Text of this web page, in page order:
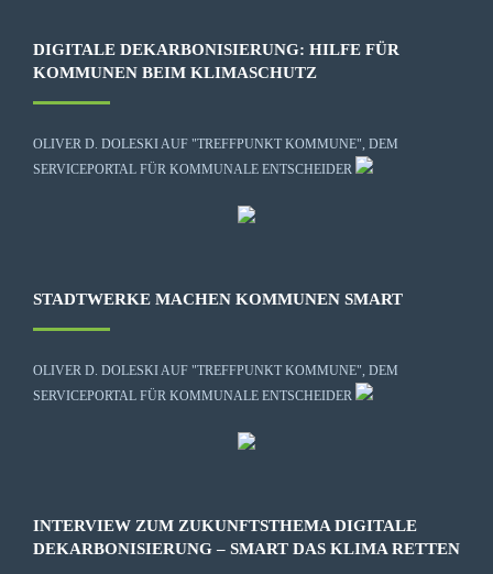
DIGITALE DEKARBONISIERUNG: HILFE FÜR
KOMMUNEN BEIM KLIMASCHUTZ
OLIVER D. DOLESKI AUF "TREFFPUNKT KOMMUNE", DEM
SERVICEPORTAL FÜR KOMMUNALE ENTSCHEIDER
STADTWERKE MACHEN KOMMUNEN SMART
OLIVER D. DOLESKI AUF "TREFFPUNKT KOMMUNE", DEM
SERVICEPORTAL FÜR KOMMUNALE ENTSCHEIDER
INTERVIEW ZUM ZUKUNFTSTHEMA DIGITALE
DEKARBONISIERUNG – SMART DAS KLIMA RETTEN